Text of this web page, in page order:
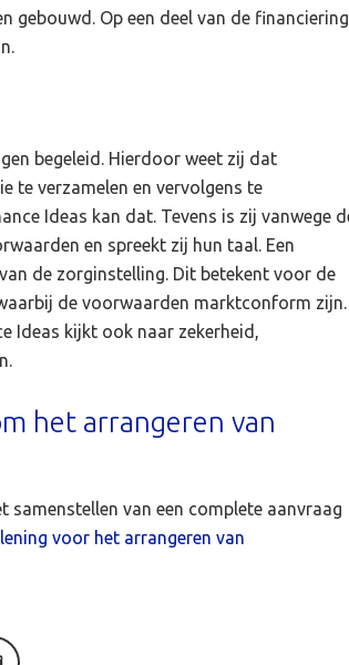
gebouwd. Op een deel van de financiering
begeleid. Hierdoor weet zij dat
te verzamelen en vervolgens te
Ideas kan dat. Tevens is zij vanwege
en spreekt zij hun taal. Een
de zorginstelling. Dit betekent voor de
de voorwaarden marktconform zijn.
Ideas kijkt ook naar zekerheid,
het arrangeren van
samenstellen van een complete aanvraag
voor het arrangeren van